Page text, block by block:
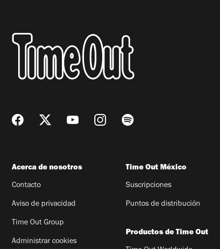
Acerca de nosotros
Contacto
Aviso de privacidad
Time Out Group
Administrar cookies
Time Out México
Suscripciones
Puntos de distribución
Productos de Time Out